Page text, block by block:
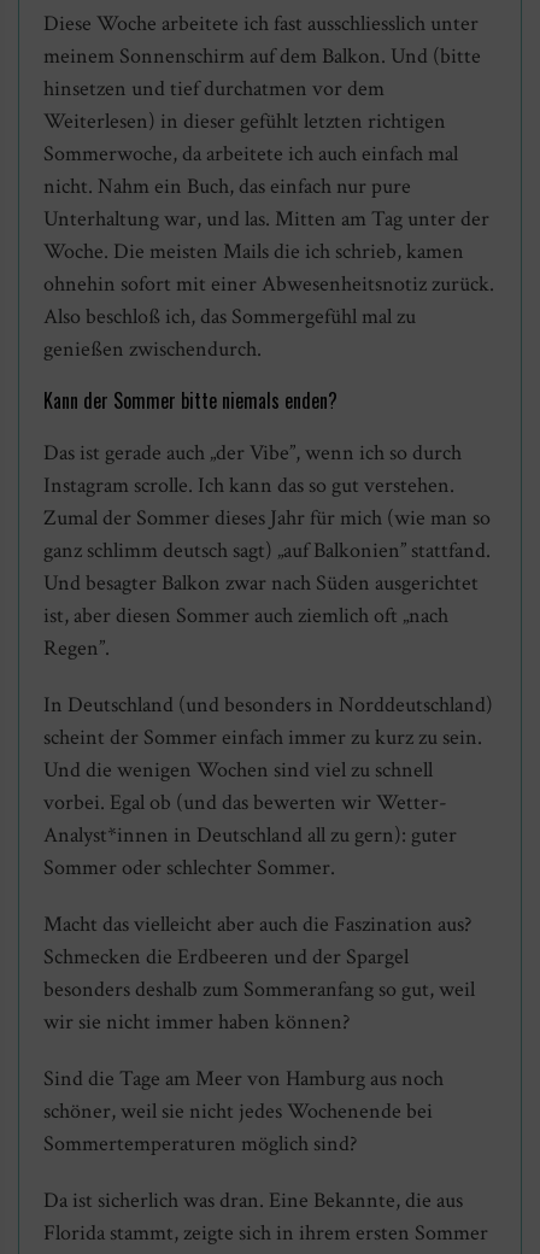
Diese Woche arbeitete ich fast ausschliesslich unter
meinem Sonnenschirm auf dem Balkon. Und (bitte
hinsetzen und tief durchatmen vor dem
Weiterlesen) in dieser gefühlt letzten richtigen
Sommerwoche, da arbeitete ich auch einfach mal
nicht. Nahm ein Buch, das einfach nur pure
Unterhaltung war, und las. Mitten am Tag unter der
Woche. Die meisten Mails die ich schrieb, kamen
ohnehin sofort mit einer Abwesenheitsnotiz zurück.
Also beschloß ich, das Sommergefühl mal zu
genießen zwischendurch.
Kann der Sommer bitte niemals enden?
Das ist gerade auch „der Vibe”, wenn ich so durch
Instagram scrolle. Ich kann das so gut verstehen.
Zumal der Sommer dieses Jahr für mich (wie man so
ganz schlimm deutsch sagt) „auf Balkonien” stattfand.
Und besagter Balkon zwar nach Süden ausgerichtet
ist, aber diesen Sommer auch ziemlich oft „nach
Regen”.
In Deutschland (und besonders in Norddeutschland)
scheint der Sommer einfach immer zu kurz zu sein.
Und die wenigen Wochen sind viel zu schnell
vorbei. Egal ob (und das bewerten wir Wetter-
Analyst*innen in Deutschland all zu gern): guter
Sommer oder schlechter Sommer.
Macht das vielleicht aber auch die Faszination aus?
Schmecken die Erdbeeren und der Spargel
besonders deshalb zum Sommeranfang so gut, weil
wir sie nicht immer haben können?
Sind die Tage am Meer von Hamburg aus noch
schöner, weil sie nicht jedes Wochenende bei
Sommertemperaturen möglich sind?
Da ist sicherlich was dran. Eine Bekannte, die aus
Florida stammt, zeigte sich in ihrem ersten Sommer